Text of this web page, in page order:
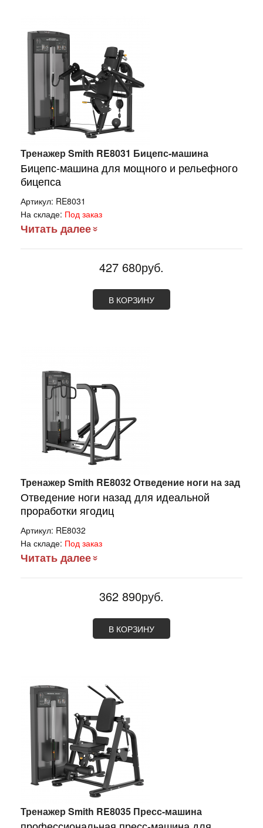
Тренажер Smith RE8031 Бицепс-машина
Бицепс-машина для мощного и рельефного
бицепса
Артикул: RE8031
На складе: Под заказ
Читать далее
427 680руб.
В КОРЗИНУ
Тренажер Smith RE8032 Отведение ноги на зад
Отведение ноги назад для идеальной
проработки ягодиц
Артикул: RE8032
На складе: Под заказ
Читать далее
362 890руб.
В КОРЗИНУ
Тренажер Smith RE8035 Пресс-машина